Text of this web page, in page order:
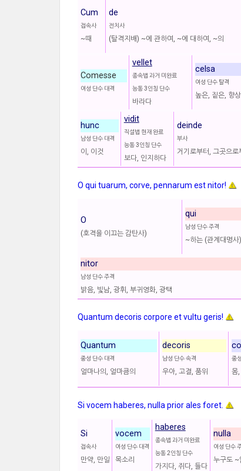
Cum
접속사
~때
de
전치사
(탈격지배) ~에 관하여, ~에 대하여, ~의
Comesse
여성 단수 대격
vellet
종속법 과거 미완료
능동 3인칭 단수
바라다
celsa
여성 단수 탈격
높은, 짙은, 향
hunc
남성 단수 대격
이, 이것
vidit
직설법 현재 완료
능동 3인칭 단수
보다, 인지하다
deinde
부사
거기로부터, 그곳으로
O qui tuarum, corve, pennarum est nitor!
O
(호격을 이끄는 감탄사)
qui
남성 단수 주격
~하는 (관계대명사)
nitor
남성 단수 주격
밝음, 빛남, 광휘, 부귀영화, 광택
Quantum decoris corpore et vultu geris!
Quantum
중성 단수 대격
얼마나의, 얼마큼의
decoris
남성 단수 속격
우아, 고결, 품위
중
몸
Si vocem haberes, nulla prior ales foret.
Si
접속사
만약, 만일
vocem
여성 단수 대격
목소리
haberes
종속법 과거 미완료
능동 2인칭 단수
가지다, 쥐다, 들다
nulla
여성 단수
누구도 ~